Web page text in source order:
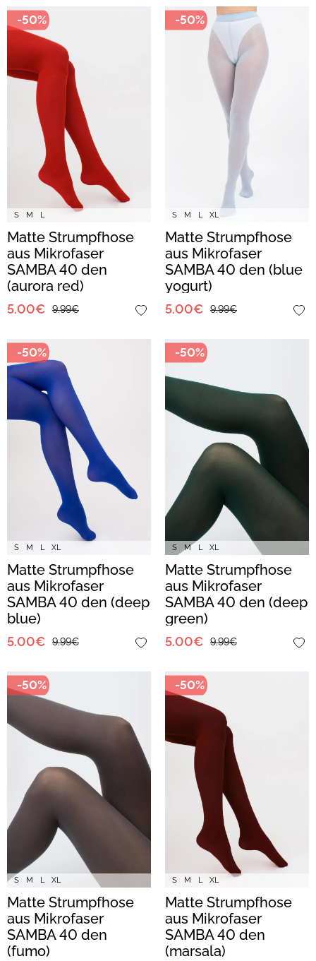
S M L
-50%
Matte Strumpfhose
aus Mikrofaser
SAMBA 40 den
(aurora red)
5.00€ 9.99€
S M L XL
-50%
Matte Strumpfhose
aus Mikrofaser
SAMBA 40 den (blue
yogurt)
5.00€ 9.99€
S M L XL
-50%
Matte Strumpfhose
aus Mikrofaser
SAMBA 40 den (deep
blue)
5.00€ 9.99€
S M L XL
-50%
Matte Strumpfhose
aus Mikrofaser
SAMBA 40 den (deep
green)
5.00€ 9.99€
S M L XL
-50%
Matte Strumpfhose
aus Mikrofaser
SAMBA 40 den
(fumo)
S M L XL
-50%
Matte Strumpfhose
aus Mikrofaser
SAMBA 40 den
(marsala)